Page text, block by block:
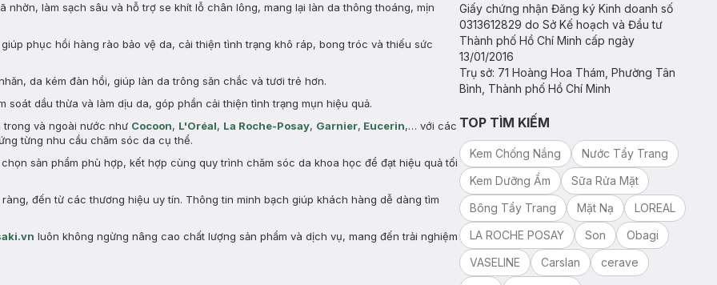
nhờn, làm sạch sâu và hỗ trợ se khít lỗ chân lông, mang lại làn da thông thoáng, mịn
phục hồi hàng rào bảo vệ da, cải thiện tình trạng khô ráp, bong tróc và thiếu sức
da kém đàn hồi, giúp làn da trông săn chắc và tươi trẻ hơn.
soát dầu thừa và làm dịu da, góp phần cải thiện tình trạng mụn hiệu quả.
và ngoài nước như Cocoon, L'Oréal, La Roche-Posay, Garnier, Eucerin,… với các
từng nhu cầu chăm sóc da cụ thể.
sản phẩm phù hợp, kết hợp cùng quy trình chăm sóc da khoa học để đạt hiệu quả tối
đến từ các thương hiệu uy tín. Thông tin minh bạch giúp khách hàng dễ dàng tìm
luôn không ngừng nâng cao chất lượng sản phẩm và dịch vụ, mang đến trải nghiệm
Giấy chứng nhận Đăng ký Kinh doanh số
0313612829 do Sở Kế hoạch và Đầu tư
Thành phố Hồ Chí Minh cấp ngày
13/01/2016
Trụ sở: 71 Hoàng Hoa Thám, Phường Tân
Bình, Thành phố Hồ Chí Minh
TOP TÌM KIẾM
Kem Chống Nắng
Nước Tẩy Trang
Kem Dưỡng Ẩm
Sữa Rửa Mặt
Bông Tẩy Trang
Mặt Nạ
LOREAL
LA ROCHE POSAY
Son
Obagi
VASELINE
Carslan
cerave